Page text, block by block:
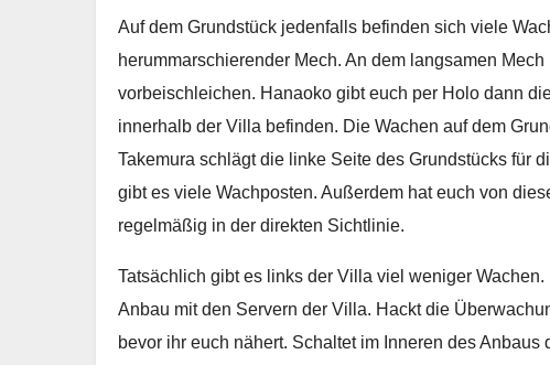
Auf dem Grundstück jedenfalls befinden sich viele
herummarschierender Mech. An dem langsamen
vorbeischleichen. Hanaoko gibt euch per Holo dann
innerhalb der Villa befinden. Die Wachen auf dem
Takemura schlägt die linke Seite des Grundstücks für
gibt es viele Wachposten. Außerdem hat euch von
regelmäßig in der direkten Sichtlinie.
Tatsächlich gibt es links der Villa viel weniger
Anbau mit den Servern der Villa. Hackt die
bevor ihr euch nähert. Schaltet im Inneren des